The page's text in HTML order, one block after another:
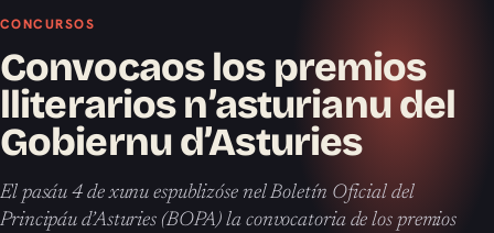
CONCURSOS
Convocaos los premios
lliterarios n’asturianu del
Gobiernu d’Asturies
El pasáu 4 de xunu espublizóse nel Boletín Oficial del
Principáu d’Asturies (BOPA) la convocatoria de los premios